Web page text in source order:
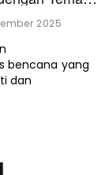
2025
bencana yang
dan